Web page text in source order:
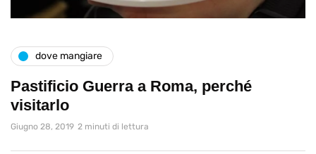
dove mangiare
Pastificio Guerra a Roma, perché
visitarlo
Giugno 28, 2019 2 minuti di lettura